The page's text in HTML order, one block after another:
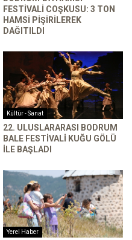
FESTIVALI COŞKUSU: 3 TON
HAMSI PIŞIRILEREK
DAĞITILDI
Kültür - Sanat
22. ULUSLARARASI BODRUM
BALE FESTIVALI KUĞU GÖLÜ
ILE BAŞLADI
Yerel Haber